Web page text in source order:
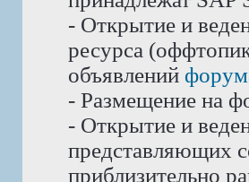
- Открытие и
ресурса
объявлений
- Размещение на
- Открытие и
представляющих
приблизительно